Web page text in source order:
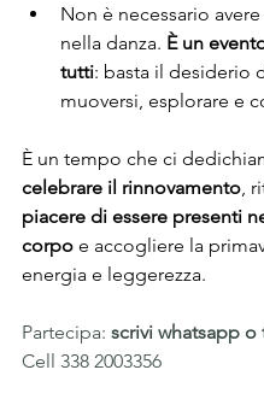
Non è necessario
nella danza. È un
tutti: basta il desiderio
muoversi, esplorare e
È un tempo che ci
celebrare il rinnovamento ,
piacere di essere presenti
corpo e accogliere la
energia e leggerezza.
Partecipa: scrivi whatsapp o
Cell 338 2003356